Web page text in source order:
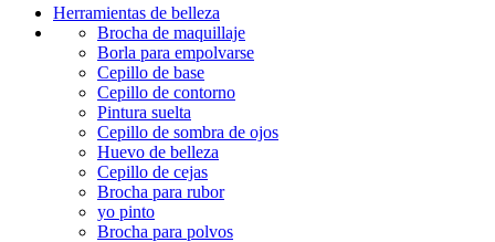
Herramientas de belleza
Brocha de maquillaje
Borla para empolvarse
Cepillo de base
Cepillo de contorno
Pintura suelta
Cepillo de sombra de ojos
Huevo de belleza
Cepillo de cejas
Brocha para rubor
yo pinto
Brocha para polvos